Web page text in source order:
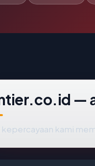
—
kepercayaan kami